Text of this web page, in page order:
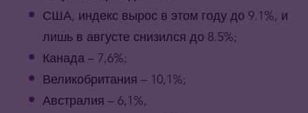
США, индекс вырос в этом году до 9.1%, и
лишь в августе снизился до 8.5%;
Канада – 7,6%;
Великобритания – 10,1%;
Австралия – 6,1%,